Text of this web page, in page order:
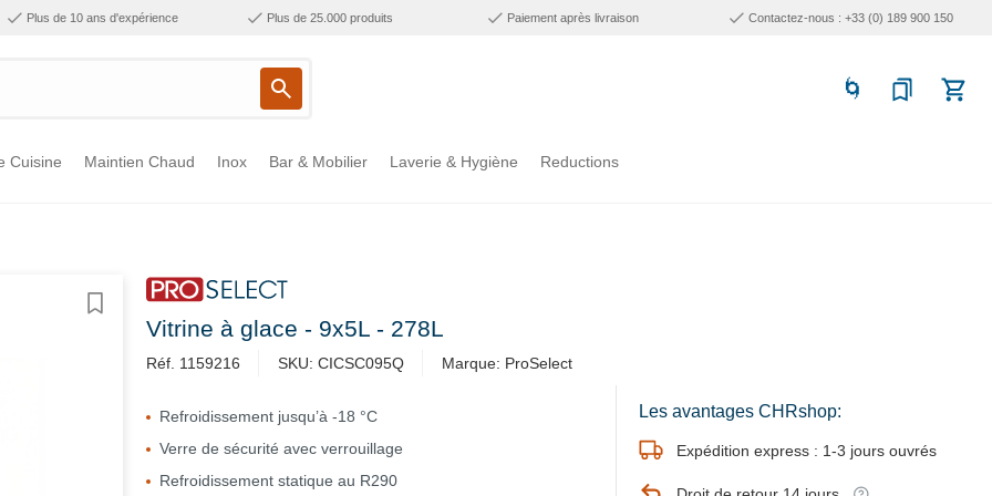
Plus de 10 ans d'expérience Plus de 25.000 produits Paiement après livraison Contactez-nous : +33 (0) 189 900 150
Cuisine Maintien Chaud Inox Bar & Mobilier Laverie & Hygiène Reductions
Vitrine à glace - 9x5L - 278L
Réf. 1159216 SKU: CICSC095Q Marque: ProSelect
Refroidissement jusqu’à -18 °C
Verre de sécurité avec verrouillage
Refroidissement statique au R290
Les avantages CHRshop:
Expédition express : 1-3 jours ouvrés